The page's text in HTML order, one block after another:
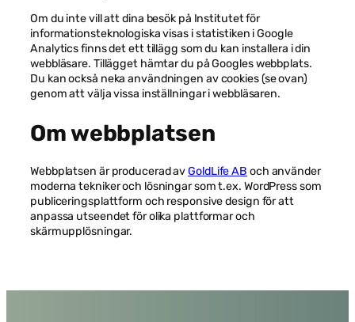
Om du inte vill att dina besök på Institutet för
informationsteknologiska visas i statistiken i Google
Analytics finns det ett tillägg som du kan installera i din
webbläsare. Tillägget hämtar du på Googles webbplats.
Du kan också neka användningen av cookies (se ovan)
genom att välja vissa inställningar i webbläsaren.
Om webbplatsen
Webbplatsen är producerad avGoldLife AB och använder
moderna tekniker och lösningar som t.ex. WordPress som
publiceringsplattform och responsive design för att
anpassa utseendet för olika plattformar och
skärmupplösningar.